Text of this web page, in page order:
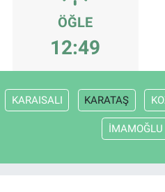
ÖĞLE
12:49
KARAISALI KARATAŞ
İMAMOĞLU